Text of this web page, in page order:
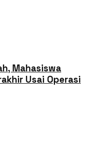
Mahasiswa
Usai Operasi